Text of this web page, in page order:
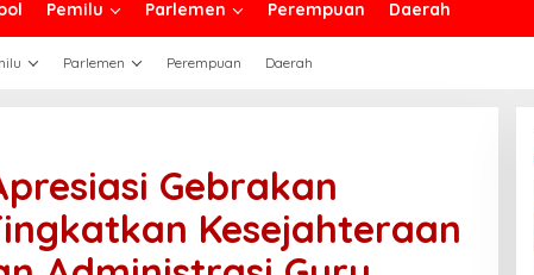
Pemilu Parlemen Perempuan Daerah
Parlemen Perempuan Daerah
Gebrakan
Kesejahteraan